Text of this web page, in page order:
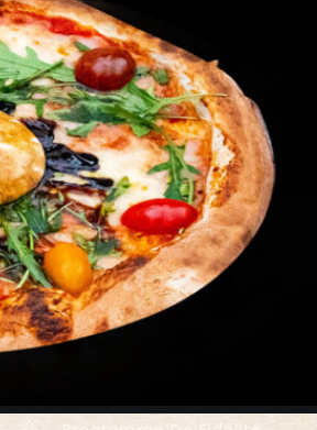
Programme De Fidélité